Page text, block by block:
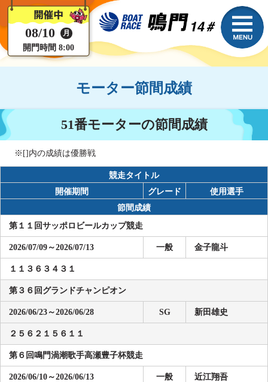
08/10 月
開門時間 8:00
モーター節間成績
51番モーターの節間成績
※[]内の成績は優勝戦
競走タイトル
開催期間
グレード
使用選手
節間成績
第１１回サッポロビールカップ競走
2026/07/09～2026/07/13 一般 金子龍斗
１１３６３４３１
第３６回グランドチャンピオン
2026/06/23～2026/06/28 SG 新田雄史
２５６２１５６１１
第６回鳴門渦潮歌手高瀬豊子杯競走
2026/06/10～2026/06/13 一般 近江翔吾